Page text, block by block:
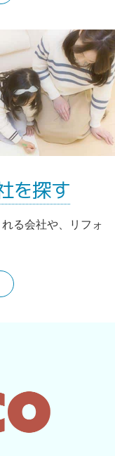
を探す
る会社や、リフォ